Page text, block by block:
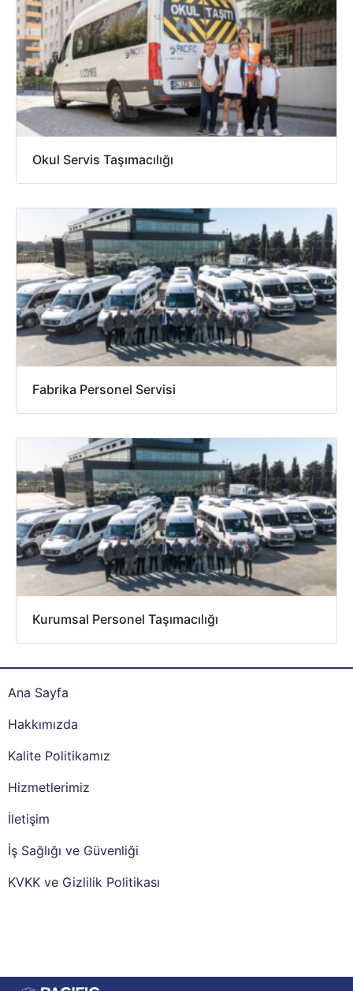
Okul Servis Taşımacılığı
Fabrika Personel Servisi
Kurumsal Personel Taşımacılığı
Ana Sayfa
Hakkımızda
Kalite Politikamız
Hizmetlerimiz
İletişim
İş Sağlığı ve Güvenliği
KVKK ve Gizlilik Politikası